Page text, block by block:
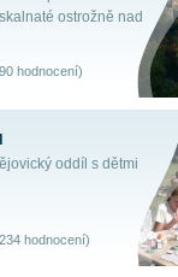
ostrožně nad
hodnocení)
oddíl s dětmi
hodnocení)